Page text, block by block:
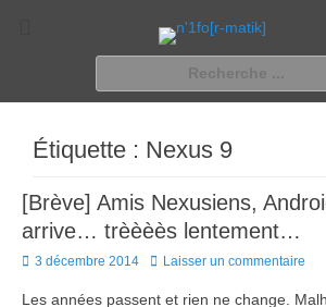
n'1fo[r-
Pour les nymphos d'infos en info…
Étiquette : Nexus 9
[Brève] Amis Nexusiens,
arrive… trèèèès lentement…
Posted
3 décembre 2014 Laisser un commentaire
Les années passent et rien ne change.